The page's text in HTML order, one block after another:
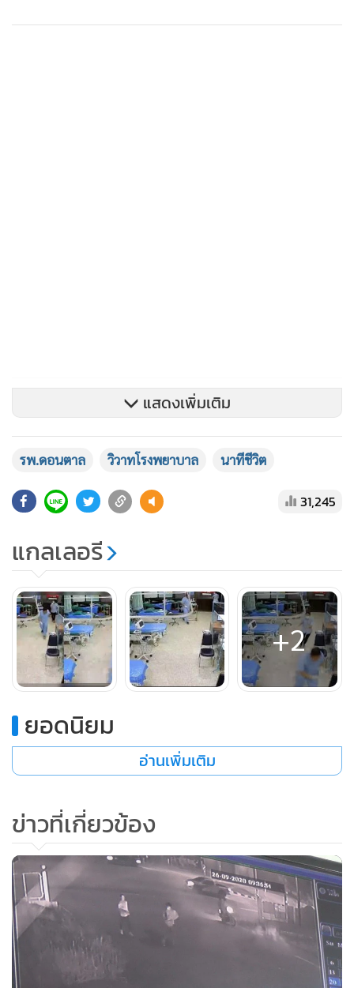
ทั้งนี้ หลังคลิปเหตุการณ์ดังกล่าวถูกเผยแพร่ ชาวเน็ตให้ความ
ทางการแพทย์ที่อยู่ในที่เกิดเหตุ และมองว่า เหตุการณ์ที่วัยรุ่นยก
ขึ้น เพื่อป้องกันพฤติกรรมเลียนแบบ และต่อว่ากลุ่มวัยรุ่นที่ไม่
แยกแยะผิดชอบชั่วดี ก่อเหตุแม้ในโรงพยาบาล โดยโพสต์มียอ
ดกดไลก์ถึง 1,100 ครั้ง และแชร์ไปกว่า 300 ครั้งด้วยกัน
แสดงเพิ่มเติม
รพ.ดอนตาล วิวาทโรงพยาบาล นาทีชีวิต
31,245
แกลเลอรี
+2
ยอดนิยม
อ่านเพิ่มเติม
ข่าวที่เกี่ยวข้อง